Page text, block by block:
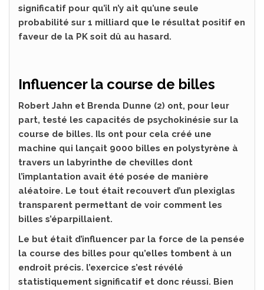
significatif pour qu’il n’y ait qu’une seule
probabilité sur 1 milliard que le résultat positif en
faveur de la PK soit dû au hasard.
Influencer la course de billes
Robert Jahn et Brenda Dunne (2) ont, pour leur
part, testé les capacités de psychokinésie sur la
course de billes. Ils ont pour cela créé une
machine qui lançait 9000 billes en polystyrène à
travers un labyrinthe de chevilles dont
l’implantation avait été posée de manière
aléatoire. Le tout était recouvert d’un plexiglas
transparent permettant de voir comment les
billes s’éparpillaient.
Le but était d’influencer par la force de la pensée
la course des billes pour qu’elles tombent à un
endroit précis. l’exercice s’est révélé
statistiquement significatif et donc réussi. Bien